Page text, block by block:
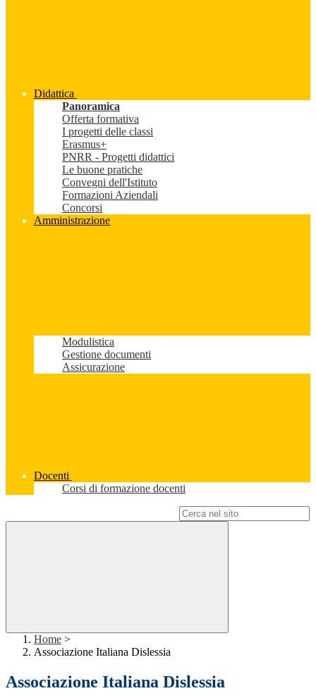
Didattica
Panoramica
Offerta formativa
I progetti delle classi
Erasmus+
PNRR - Progetti didattici
Le buone pratiche
Convegni dell'Istituto
Formazioni Aziendali
Concorsi
Amministrazione
Modulistica
Gestione documenti
Assicurazione
Docenti
Corsi di formazione docenti
Home >
Associazione Italiana Dislessia
Associazione Italiana Dislessia